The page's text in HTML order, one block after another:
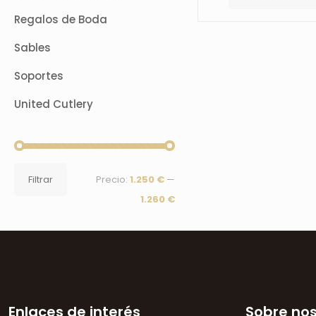
Regalos de Boda
Sables
Soportes
United Cutlery
Filtrar Precio: 1.250 €—
1.260 €
Enlaces de interés Sobre